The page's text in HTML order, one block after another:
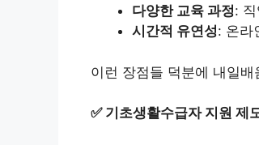
다양한 교육 과정:
시간적 유연성: 온라
이런 장점들 덕분에 내일
✅ 기초생활수급자 지원 제